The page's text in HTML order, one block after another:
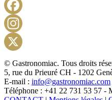
© Gastronomiac. Tous droits
5, rue du Prieuré CH - 1202
E-mail : info@gastronomiac.com
Téléphone : +41 22 731 53 57 -